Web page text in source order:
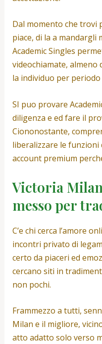
Dal momento che trovi
piace, di la a mandargli
Academic Singles
videochiamate, almeno
la individuo per periodo
SI puo provare
diligenza e ed fare il
Ciononostante,
liberalizzare le funzioni
account premium
Victoria
messo per
C’e chi cerca l’amore
incontri privato di
certo da piaceri ed
cercano siti in
non pochi.
Frammezzo a tutti,
Milan e il migliore,
atto adatto solo verso